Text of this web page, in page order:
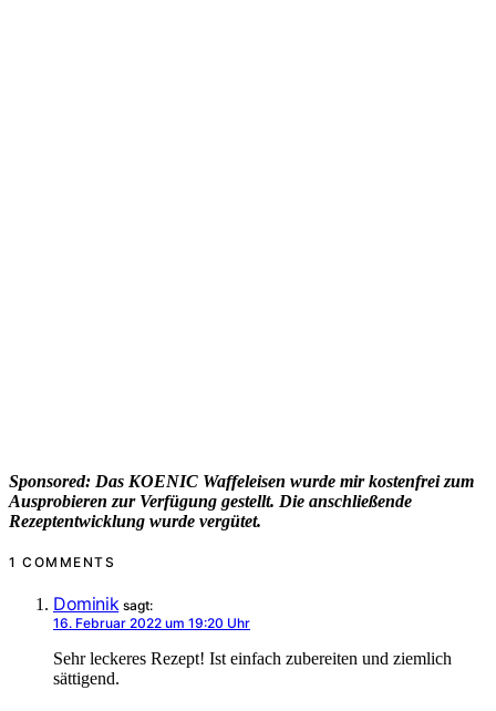
Sponsored: Das KOENIC Waffeleisen wurde mir kostenfrei zum
Ausprobieren zur Verfügung gestellt. Die anschließende
Rezeptentwicklung wurde vergütet.
1 COMMENTS
Dominik sagt:
16. Februar 2022 um 19:20 Uhr
Sehr leckeres Rezept! Ist einfach zubereiten und ziemlich
sättigend.